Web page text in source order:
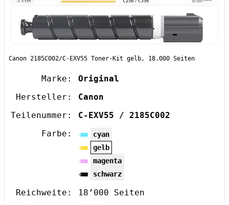
Canon 2185C002/C-EXV55 Toner-Kit gelb, 18.000 Seiten
Marke:
Original
Hersteller:
Canon
Teilenummer:
C-EXV55 / 2185C002
Farbe:
cyan
gelb
magenta
schwarz
Reichweite: 18’000 Seiten